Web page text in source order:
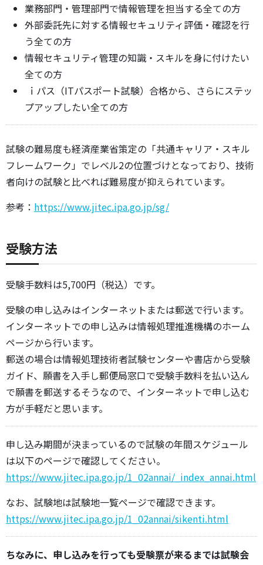
業務部門・管理部門で情報管理を担当する全ての方
外部委託先に対する情報セキュリティ評価・確認を行
う全ての方
情報セキュリティ管理の知識・スキルを身に付けたい
全ての方
ｉパス（ITパスポート試験）合格から、さらにステッ
プアップしたい全ての方
試験の難易度も経済産業省策定の「共通キャリア・スキル
フレームワーク」でレベル2の位置づけとなっており、技術
者向けの試験と比べれば難易度が抑えられています。
参考： https://www.jitec.ipa.go.jp/sg/
受験方法
受験手数料は5,700円（税込）です。
受験の申し込みはインターネットまたは郵送で行います。
インターネットでの申し込みは情報処理推進機構のホーム
ページから行います。
郵送の場合は情報処理技術者試験センターや書店から受験
ガイド、願書を入手し郵便局窓口で受験手数料を払い込ん
で願書を郵送するそうなので、インターネットで申し込む
方が手軽だと思います。
申し込み期間が決まっているので試験の年間スケジュール
は以下のページで確認してください。
https://www.jitec.ipa.go.jp/1_02annai/_index_annai.html
なお、試験地は試験地一覧ページで確認できます。
https://www.jitec.ipa.go.jp/1_02annai/sikenti.html
ちなみに、申し込みを行っても受験票が来るまでは試験会